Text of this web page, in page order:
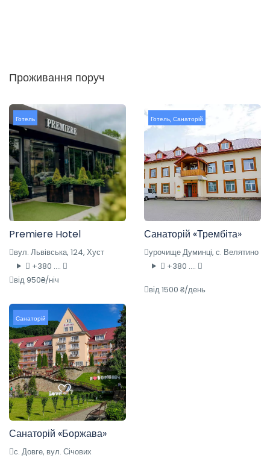
Проживання поруч
Готель
Premiere Hotel
вул. Львівська, 124, Хуст
+380 ....
від 950₴/ніч
Готель, Санаторій
Санаторій «Трембіта»
урочище Думинці, с. Велятино
+380 ....
від 1500 ₴/день
Санаторій
Санаторій «Боржава»
с. Довге, вул. Січових